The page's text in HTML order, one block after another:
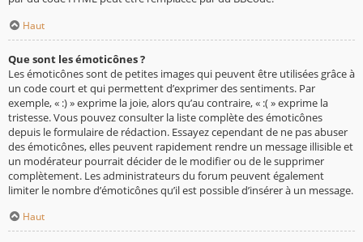
Haut
Que sont les émoticônes ?
Les émoticônes sont de petites images qui peuvent être utilisées grâce à
un code court et qui permettent d’exprimer des sentiments. Par
exemple, « :) » exprime la joie, alors qu’au contraire, « :( » exprime la
tristesse. Vous pouvez consulter la liste complète des émoticônes
depuis le formulaire de rédaction. Essayez cependant de ne pas abuser
des émoticônes, elles peuvent rapidement rendre un message illisible et
un modérateur pourrait décider de le modifier ou de le supprimer
complètement. Les administrateurs du forum peuvent également
limiter le nombre d’émoticônes qu’il est possible d’insérer à un message.
Haut